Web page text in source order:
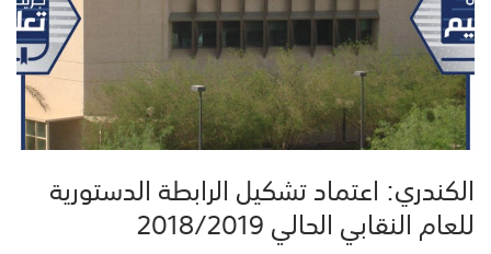
الكندري: اعتماد تشكيل الرابطة الدستورية
للعام النقابي الحالي 2018/2019